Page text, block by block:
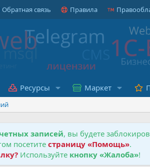
Обратная связь Правила
Ресурсы Маркет
записей, вы будете
посетите страницу «Помощь».
Используйте кнопку «Жалоба»!